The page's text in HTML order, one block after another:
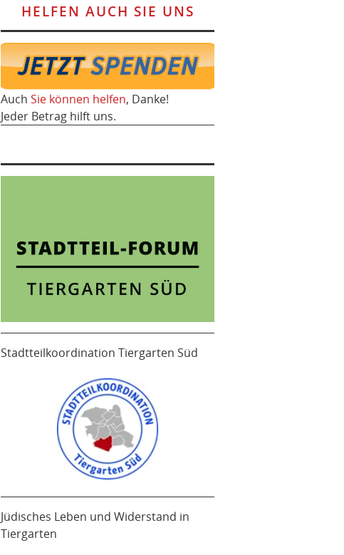
HELFEN AUCH SIE UNS
Auch Sie können helfen, Danke!
Jeder Betrag hilft uns.
Stadtteilkoordination Tiergarten Süd
Jüdisches Leben und Widerstand in
Tiergarten